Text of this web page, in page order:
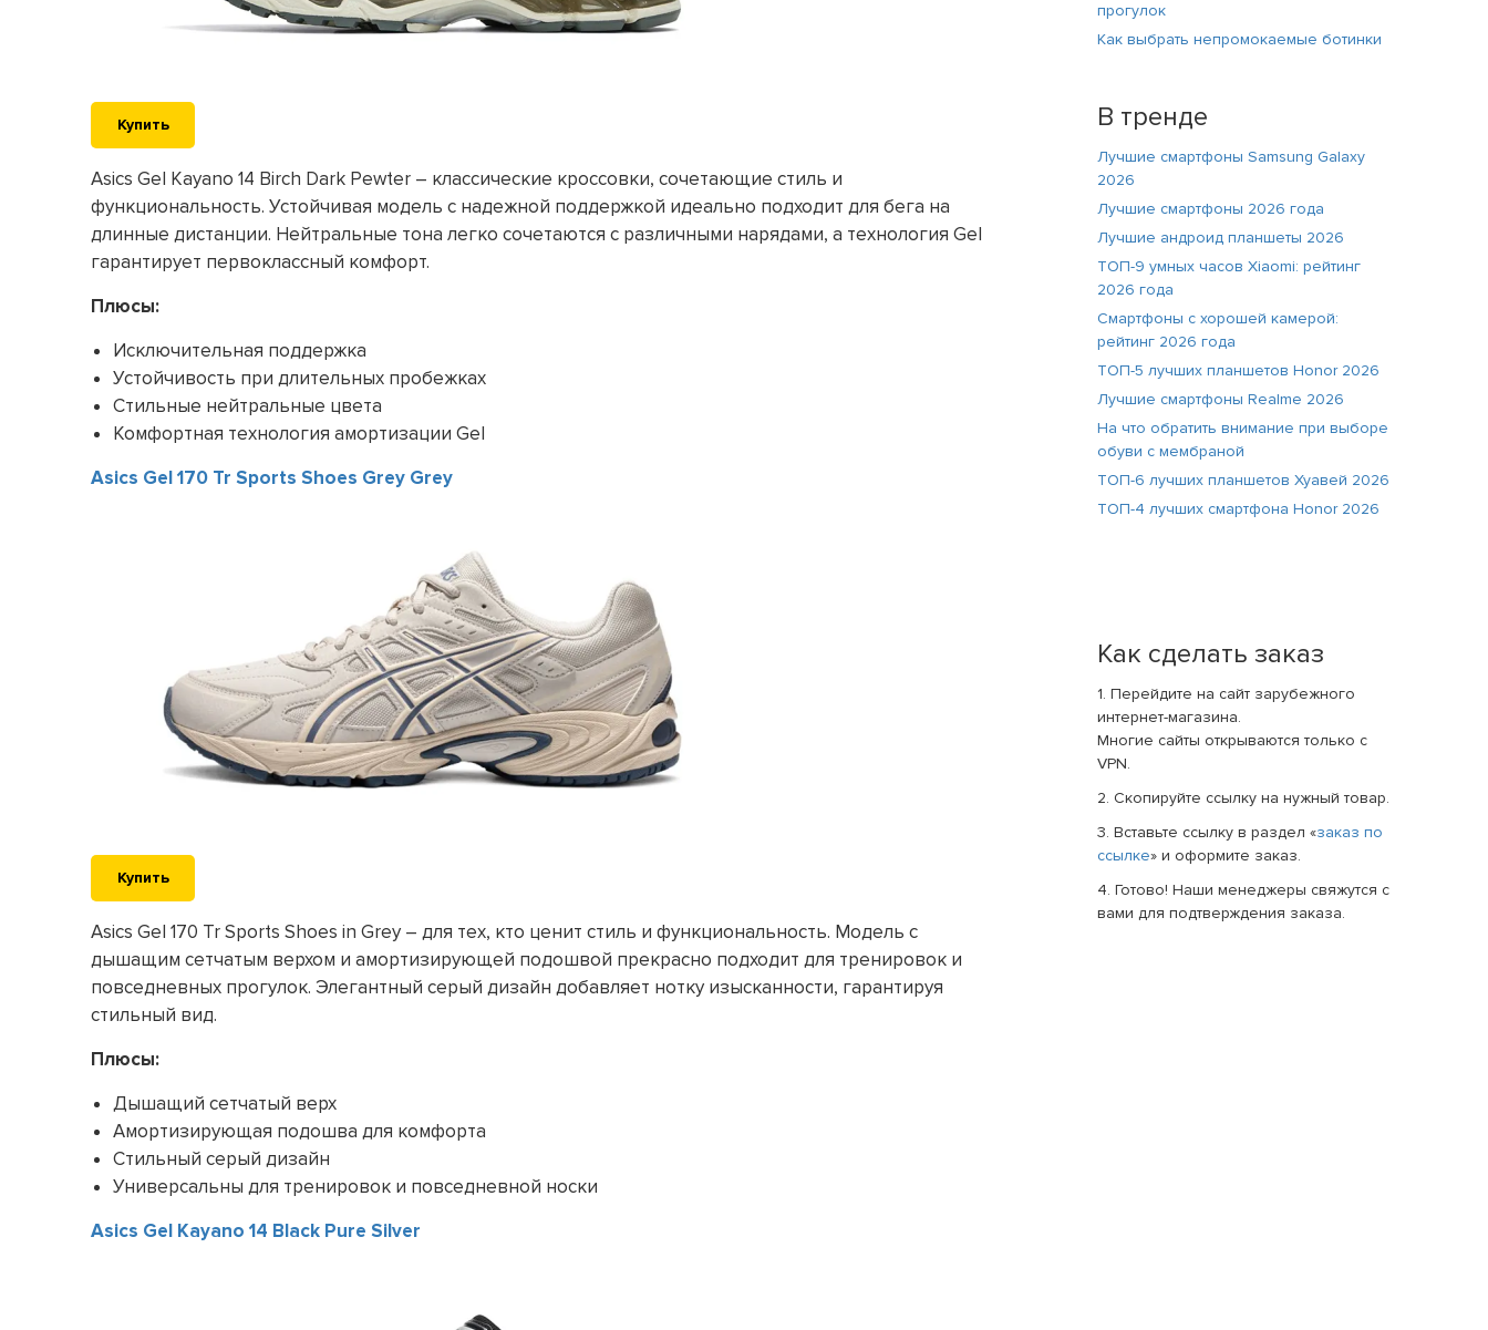
Купить
Asics Gel Kayano 14 Birch Dark Pewter – классические кроссовки, сочетающие стиль и
функциональность. Устойчивая модель с надежной поддержкой идеально подходит для бега на
длинные дистанции. Нейтральные тона легко сочетаются с различными нарядами, а технология Gel
гарантирует первоклассный комфорт.
Плюсы:
Исключительная поддержка
Устойчивость при длительных пробежках
Стильные нейтральные цвета
Комфортная технология амортизации Gel
Asics Gel 170 Tr Sports Shoes Grey Grey
Купить
Asics Gel 170 Tr Sports Shoes in Grey – для тех, кто ценит стиль и функциональность. Модель с
дышащим сетчатым верхом и амортизирующей подошвой прекрасно подходит для тренировок и
повседневных прогулок. Элегантный серый дизайн добавляет нотку изысканности, гарантируя
стильный вид.
Плюсы:
Дышащий сетчатый верх
Амортизирующая подошва для комфорта
Стильный серый дизайн
Универсальны для тренировок и повседневной носки
Asics Gel Kayano 14 Black Pure Silver
прогулок
Как выбрать непромокаемые ботинки
В тренде
Лучшие смартфоны Samsung Galaxy
2026
Лучшие смартфоны 2026 года
Лучшие андроид планшеты 2026
ТОП-9 умных часов Xiaomi: рейтинг
2026 года
Смартфоны с хорошей камерой:
рейтинг 2026 года
ТОП-5 лучших планшетов Honor 2026
Лучшие смартфоны Realme 2026
На что обратить внимание при выборе
обуви с мембраной
ТОП-6 лучших планшетов Хуавей 2026
ТОП-4 лучших смартфона Honor 2026
Как сделать заказ
1. Перейдите на сайт зарубежного
интернет-магазина.
Многие сайты открываются только с
VPN.
2. Скопируйте ссылку на нужный товар.
3. Вставьте ссылку в раздел «заказ по
ссылке» и оформите заказ.
4. Готово! Наши менеджеры свяжутся с
вами для подтверждения заказа.